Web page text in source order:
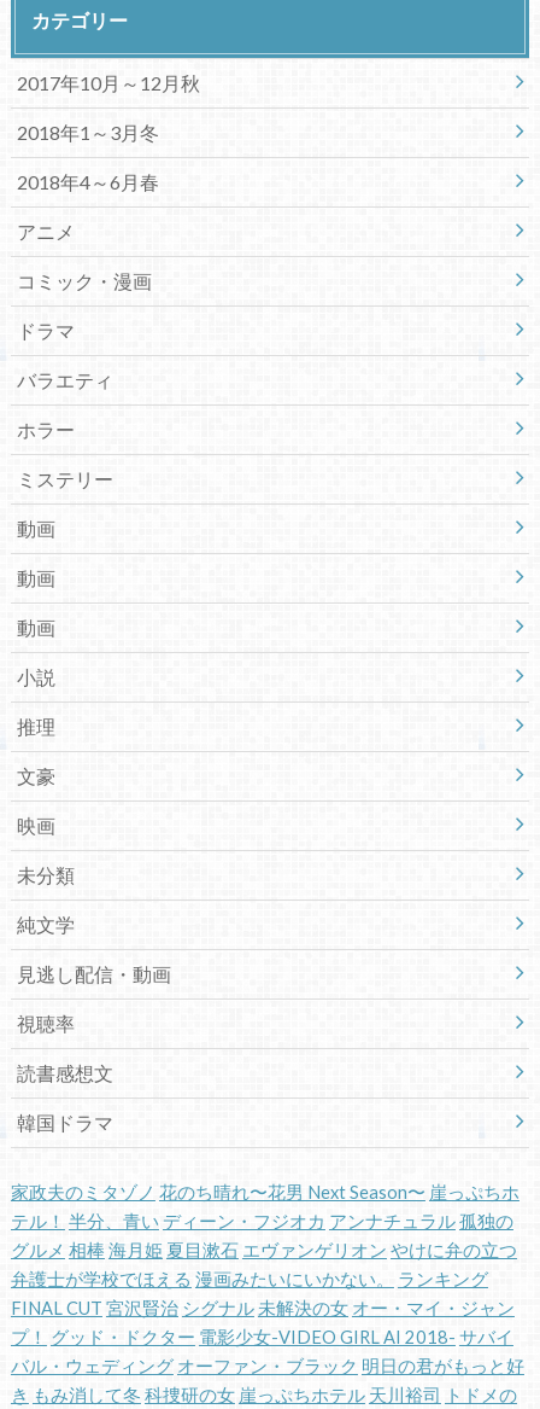
カテゴリー
2017年10月～12月秋
2018年1～3月冬
2018年4～6月春
アニメ
コミック・漫画
ドラマ
バラエティ
ホラー
ミステリー
動画
動画
動画
小説
推理
文豪
映画
未分類
純文学
見逃し配信・動画
視聴率
読書感想文
韓国ドラマ
家政夫のミタゾノ 花のち晴れ〜花男 Next Season〜 崖っぷちホ
テル！ 半分、青い ディーン・フジオカ アンナチュラル孤独の
グルメ 相棒 海月姫 夏目漱石 エヴァンゲリオン やけに弁の立つ
弁護士が学校でほえる 漫画みたいにいかない。
ランキング
FINAL CUT 宮沢賢治 シグナル未解決の女 オー・マイ・ジャン
プ！ グッド・ドクター 電影少女-VIDEO GIRL AI 2018- サバイ
バル・ウェディング オーファン・ブラック 明日の君がもっと好
き もみ消して冬 科捜研の女 崖っぷちホテル 天川裕司 トドメの